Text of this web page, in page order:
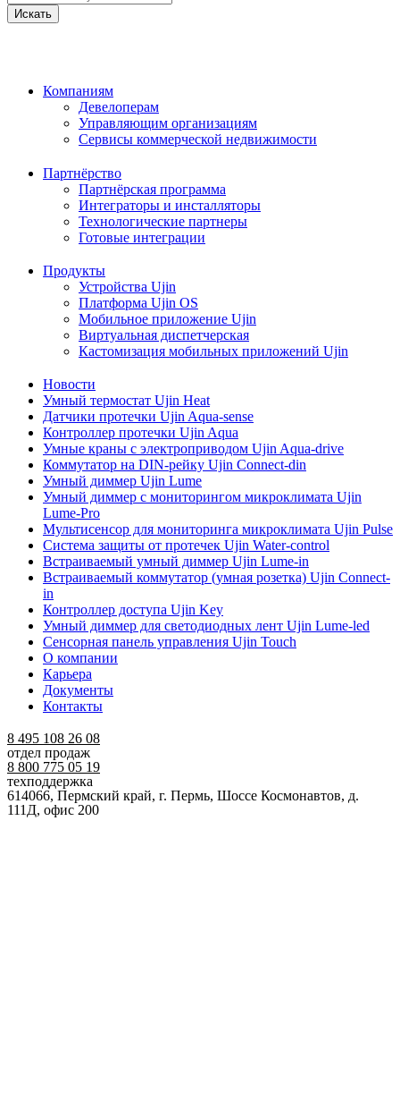
Искать
Компаниям
Девелоперам
Управляющим организациям
Сервисы коммерческой недвижимости
Партнёрство
Партнёрская программа
Интеграторы и инсталляторы
Технологические партнеры
Готовые интеграции
Продукты
Устройства Ujin
Платформа Ujin OS
Мобильное приложение Ujin
Виртуальная диспетчерская
Кастомизация мобильных приложений Ujin
Новости
Умный термостат Ujin Heat
Датчики протечки Ujin Aqua-sense
Контроллер протечки Ujin Aqua
Умные краны с электроприводом Ujin Aqua-drive
Коммутатор на DIN-рейку Ujin Connect-din
Умный диммер Ujin Lume
Умный диммер с мониторингом микроклимата Ujin
Lume-Pro
Мультисенсор для мониторинга микроклимата Ujin Pulse
Система защиты от протечек Ujin Water-control
Встраиваемый умный диммер Ujin Lume-in
Встраиваемый коммутатор (умная розетка) Ujin Connect-
in
Контроллер доступа Ujin Key
Умный диммер для светодиодных лент Ujin Lume-led
Сенсорная панель управления Ujin Touch
О компании
Карьера
Документы
Контакты
8 495 108 26 08
отдел продаж
8 800 775 05 19
техподдержка
614066, Пермский край, г. Пермь, Шоссе Космонавтов, д.
111Д, офис 200